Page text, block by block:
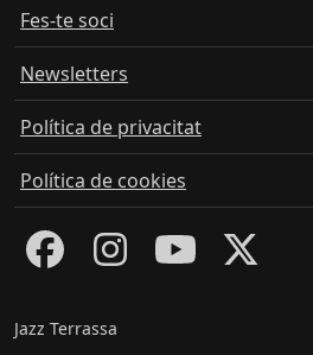
Fes-te soci
Newsletters
Política de privacitat
Política de cookies
Jazz Terrassa